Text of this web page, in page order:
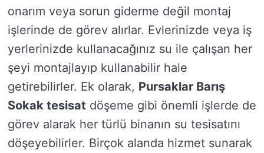
onarım veya sorun giderme değil montaj
işlerinde de görev alırlar. Evlerinizde veya iş
yerlerinizde kullanacağınız su ile çalışan her
şeyi montajlayıp kullanabilir hale
getirebilirler. Ek olarak, Pursaklar Barış
Sokak tesisat döşeme gibi önemli işlerde de
görev alarak her türlü binanın su tesisatını
döşeyebilirler. Birçok alanda hizmet sunarak